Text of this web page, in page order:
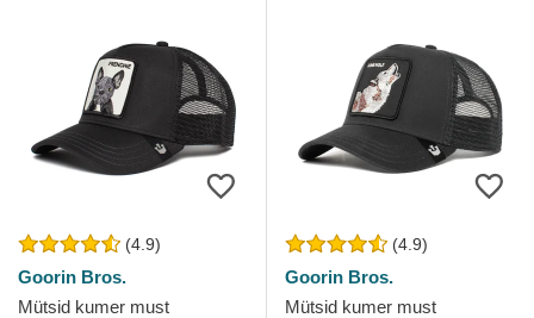
(4.9)
Goorin Bros.
Mütsid kumer must
(4.9)
Goorin Bros.
Mütsid kumer must